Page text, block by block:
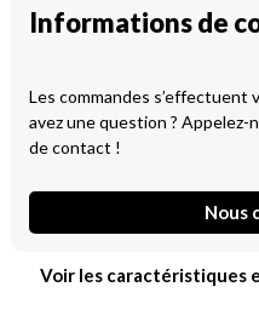
Informations de
Les commandes s’effectuent
avez une question ?
de contact !
Nous
Voir les caractéristiques